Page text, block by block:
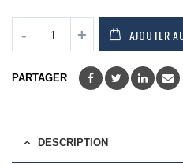
AJOUTER
PARTAGER
DESCRIPTION